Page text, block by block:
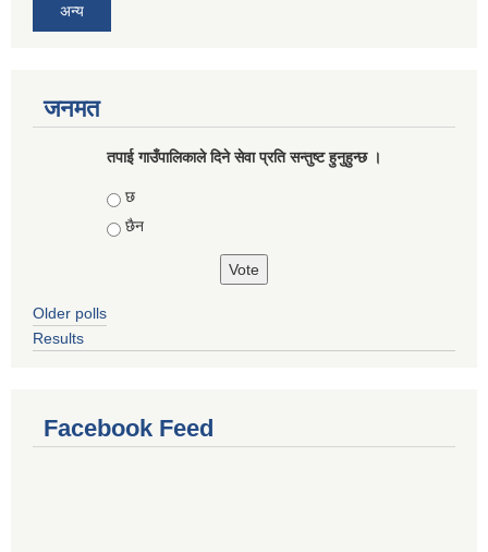
अन्य
जनमत
तपाई गाउँपालिकाले दिने सेवा प्रति सन्तुष्ट हुनुहुन्छ ।
Choices
छ
छैन
Older polls
Results
Facebook Feed